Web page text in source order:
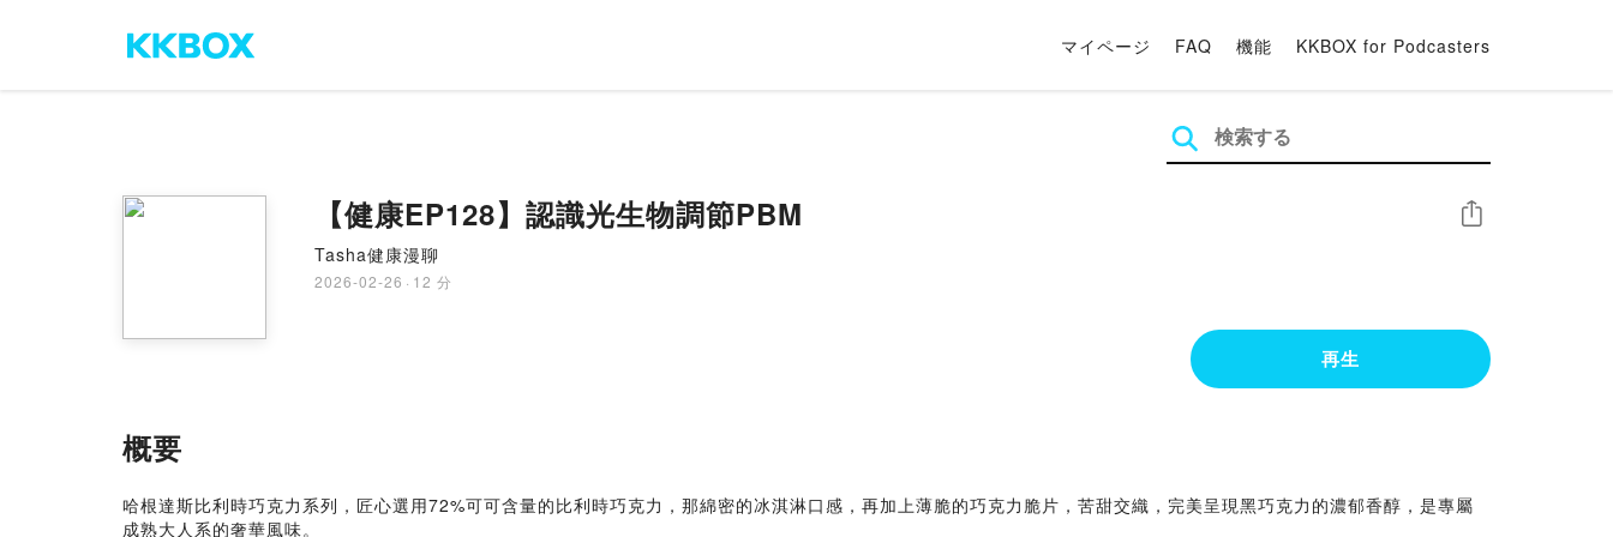
マイページ FAQ 機能 KKBOX for Podcasters
【健康EP128】認識光生物調節PBM
Tasha健康漫聊
2026-02-26 · 12 分
シェア
再生
概要
哈根達斯比利時巧克力系列，匠心選用72%可可含量的比利時巧克力，那綿密的冰淇淋口感，再加上薄脆的巧克力脆片，苦甜交織，完美呈現黑巧克力的濃郁香醇，是專屬
成熟大人系的奢華風味。